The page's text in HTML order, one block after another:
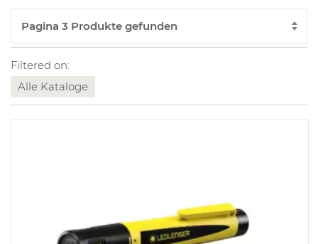
Filtered on:
Alle Kataloge